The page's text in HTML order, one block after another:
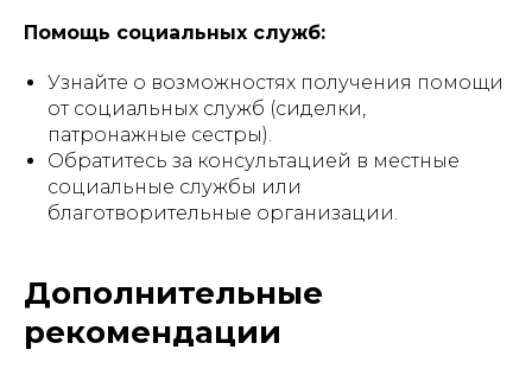
Помощь социальных служб:
Узнайте о возможностях получения помощи
от социальных служб (сиделки,
патронажные сестры).
Обратитесь за консультацией в местные
социальные службы или
благотворительные организации.
Дополнительные
рекомендации